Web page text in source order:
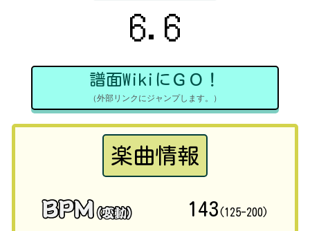
6.6
譜面WikiにＧＯ！
（外部リンクにジャンプします。）
楽曲情報
143(125-200)